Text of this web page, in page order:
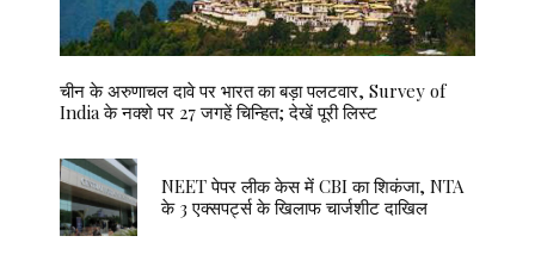
चीन के अरुणाचल दावे पर भारत का बड़ा पलटवार, Survey of
India के नक्शे पर 27 जगहें चिन्हित; देखें पूरी लिस्ट
NEET पेपर लीक केस में CBI का शिकंजा, NTA
के 3 एक्सपर्ट्स के खिलाफ चार्जशीट दाखिल